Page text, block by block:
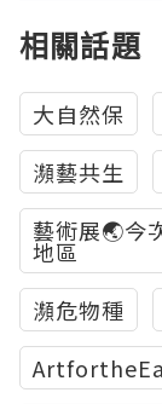
相關話題
大自然保
瀕藝共生
藝術展🌏今
地區
瀕危物種